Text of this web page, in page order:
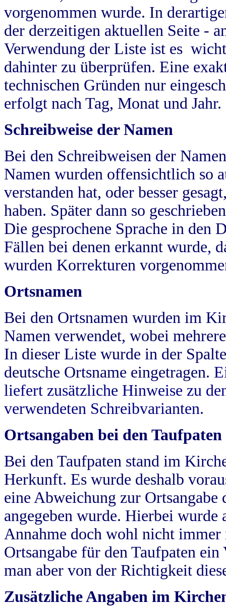
vorgenommen wurde. In
der derzeitigen aktuellen Seite -
Verwendung der Liste ist es
dahinter zu überprüfen. Eine
technischen Gründen nur
erfolgt nach Tag, Monat und Jahr.
Schreibweise der Namen
Bei den Schreibweisen der
Namen wurden offensichtlich so
verstanden hat, oder besser
haben. Später dann so
Die gesprochene Sprache in
Fällen bei denen erkannt wurde,
wurden Korrekturen
Ortsnamen
Bei den Ortsnamen wurden im
Namen verwendet, wobei
In dieser Liste wurde in der
deutsche Ortsname eingetragen.
liefert zusätzliche Hinweise zu
verwendeten Schreibvarianten.
Ortsangaben bei den Taufpaten
Bei den Taufpaten stand im
Herkunft. Es wurde deshalb
eine Abweichung zur
angegeben wurde. Hierbei wurde
Annahme doch wohl nicht
Ortsangabe für den Taufpaten
man aber von der Richtigkeit
Zusätzliche Angaben im